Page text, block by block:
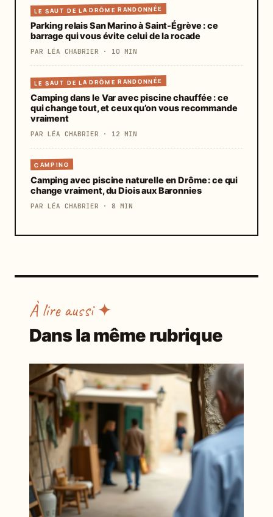
LE SAUT DE LA DRÔME RANDONNÉE
Parking relais San Marino à Saint-Égrève : ce
barrage qui vous évite celui de la rocade
PAR LÉA CHABRIER · 10 MIN
LE SAUT DE LA DRÔME RANDONNÉE
Camping dans le Var avec piscine chauffée : ce
qui change tout, et ceux qu’on vous recommande
vraiment
PAR LÉA CHABRIER · 12 MIN
CAMPING
Camping avec piscine naturelle en Drôme : ce qui
change vraiment, du Diois aux Baronnies
PAR LÉA CHABRIER · 8 MIN
À lire aussi ✦
Dans la même rubrique